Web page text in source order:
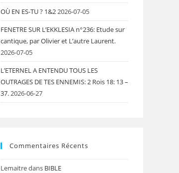
OÙ EN ES-TU ? 1&22026-07-05
FENETRE SUR L’EKKLESIA n°236: Etude sur
cantique, par Olivier et L’autre Laurent.
2026-07-05
L’ETERNEL A ENTENDU TOUS LES
OUTRAGES DE TES ENNEMIS: 2 Rois 18: 13 –
37.2026-06-27
Commentaires Récents
Lemaitredans BIBLE